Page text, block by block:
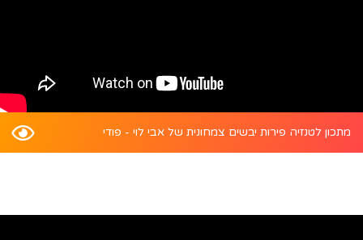
מתכון לטנזיה פירות יבשים צמחונית של אבי לוי - פודי